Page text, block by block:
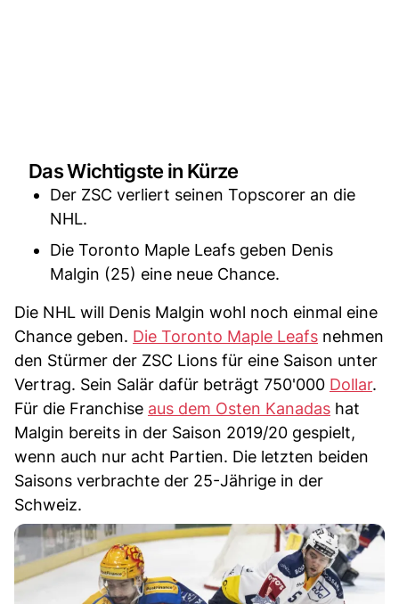
Das Wichtigste in Kürze
Der ZSC verliert seinen Topscorer an die
NHL.
Die Toronto Maple Leafs geben Denis
Malgin (25) eine neue Chance.
Die NHL will Denis Malgin wohl noch einmal eine
Chance geben. Die Toronto Maple Leafs nehmen
den Stürmer der ZSC Lions für eine Saison unter
Vertrag. Sein Salär dafür beträgt 750'000 Dollar.
Für die Franchise aus dem Osten Kanadas hat
Malgin bereits in der Saison 2019/20 gespielt,
wenn auch nur acht Partien. Die letzten beiden
Saisons verbrachte der 25-Jährige in der
Schweiz.